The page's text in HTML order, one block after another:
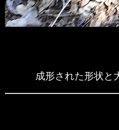
成形された形状と